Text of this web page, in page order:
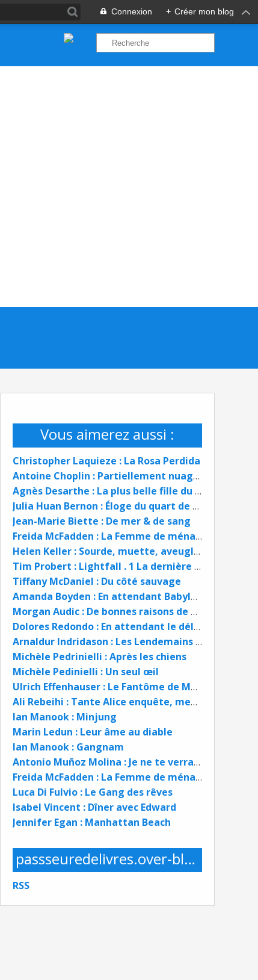
Connexion + Créer mon blog
Vous aimerez aussi :
Christopher Laquieze : La Rosa Perdida
Antoine Choplin : Partiellement nuageux
Agnès Desarthe : La plus belle fille du monde
Julia Huan Bernon : Éloge du quart de siècle
Jean-Marie Biette : De mer & de sang
Freida McFadden : La Femme de ménage
Helen Keller : Sourde, muette, aveugle. Histoire de ma vie
Tim Probert : Lightfall . 1 La dernière flamme
Tiffany McDaniel : Du côté sauvage
Amanda Boyden : En attendant Babylone
Morgan Audic : De bonnes raisons de mourir
Dolores Redondo : En attendant le déluge
Arnaldur Indridason : Les Lendemains qui chantent
Michèle Pedrinielli : Après les chiens
Michèle Pedinielli : Un seul œil
Ulrich Effenhauser : Le Fantôme de Mexico
Ali Rebeihi : Tante Alice enquête, meurtres en chaîne
Ian Manook : Minjung
Marin Ledun : Leur âme au diable
Ian Manook : Gangnam
Antonio Muñoz Molina : Je ne te verrai pas mourir
Freida McFadden : La Femme de ménage
Luca Di Fulvio : Le Gang des rêves
Isabel Vincent : Dîner avec Edward
Jennifer Egan : Manhattan Beach
passseuredelivres.over-blog.com
RSS